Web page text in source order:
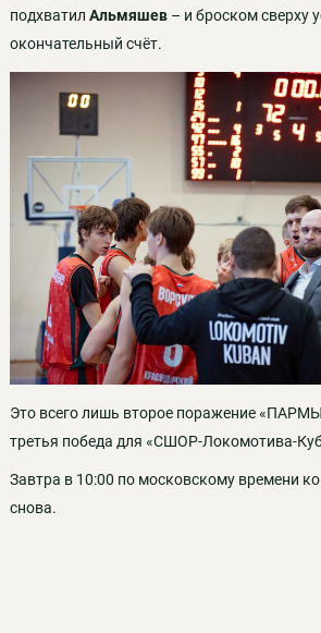
подхватил Альмяшев– и броском сверху
окончательный счёт.
Это всего лишь второе поражение
третья победа для «СШОР-Локомотива-
Завтра в 10:00 по московскому времени
снова.